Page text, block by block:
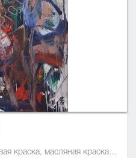
203 x 143 см, холст, акриловая краска, масляная краска, эмаль